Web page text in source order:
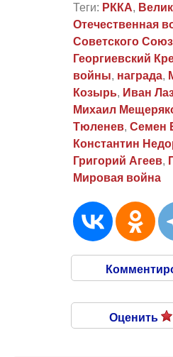
Теги: РККА,
Отечественная
Советского
Георгиевский
войны, награда,
Козырь, Иван
Михаил
Тюленев, Семен
Константин
Григорий Агеев,
Мировая война
Оценить